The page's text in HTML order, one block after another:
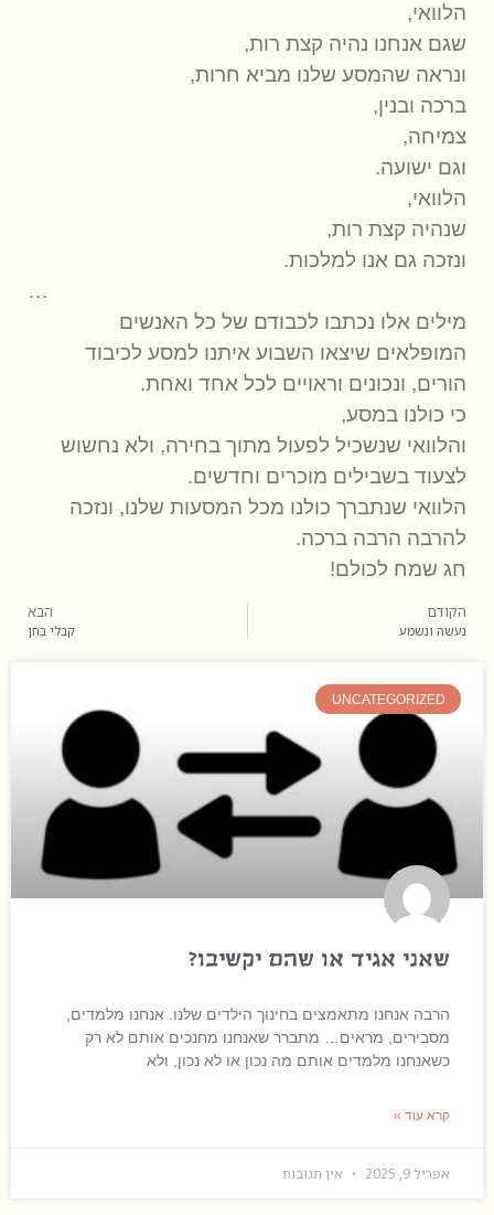
הלוואי,
שגם אנחנו נהיה קצת רות,
ונראה שהמסע שלנו מביא חרות,
ברכה ובנין,
צמיחה,
וגם ישועה.
הלוואי,
שנהיה קצת רות,
ונזכה גם אנו למלכות.
…
מילים אלו נכתבו לכבודם של כל האנשים
המופלאים שיצאו השבוע איתנו למסע לכיבוד
הורים, ונכונים וראויים לכל אחד ואחת.
כי כולנו במסע,
והלוואי שנשכיל לפעול מתוך בחירה, ולא נחשוש
לצעוד בשבילים מוכרים וחדשים.
הלוואי שנתברך כולנו מכל המסעות שלנו, ונזכה
להרבה הרבה ברכה.
חג שמח לכולם!
הקודם
נעשה ונשמע
הבא
קבלי בְּחֵן
UNCATEGORIZED
שאני אגיד או שהם יקשיבו?
הרבה אנחנו מתאמצים בחינוך הילדים שלנו. אנחנו מלמדים,
מסבירים, מראים… מתברר שאנחנו מחנכים אותם לא רק
כשאנחנו מלמדים אותם מה נכון או לא נכון, ולא
קרא עוד »
אפריל 9, 2025 אין תגובות